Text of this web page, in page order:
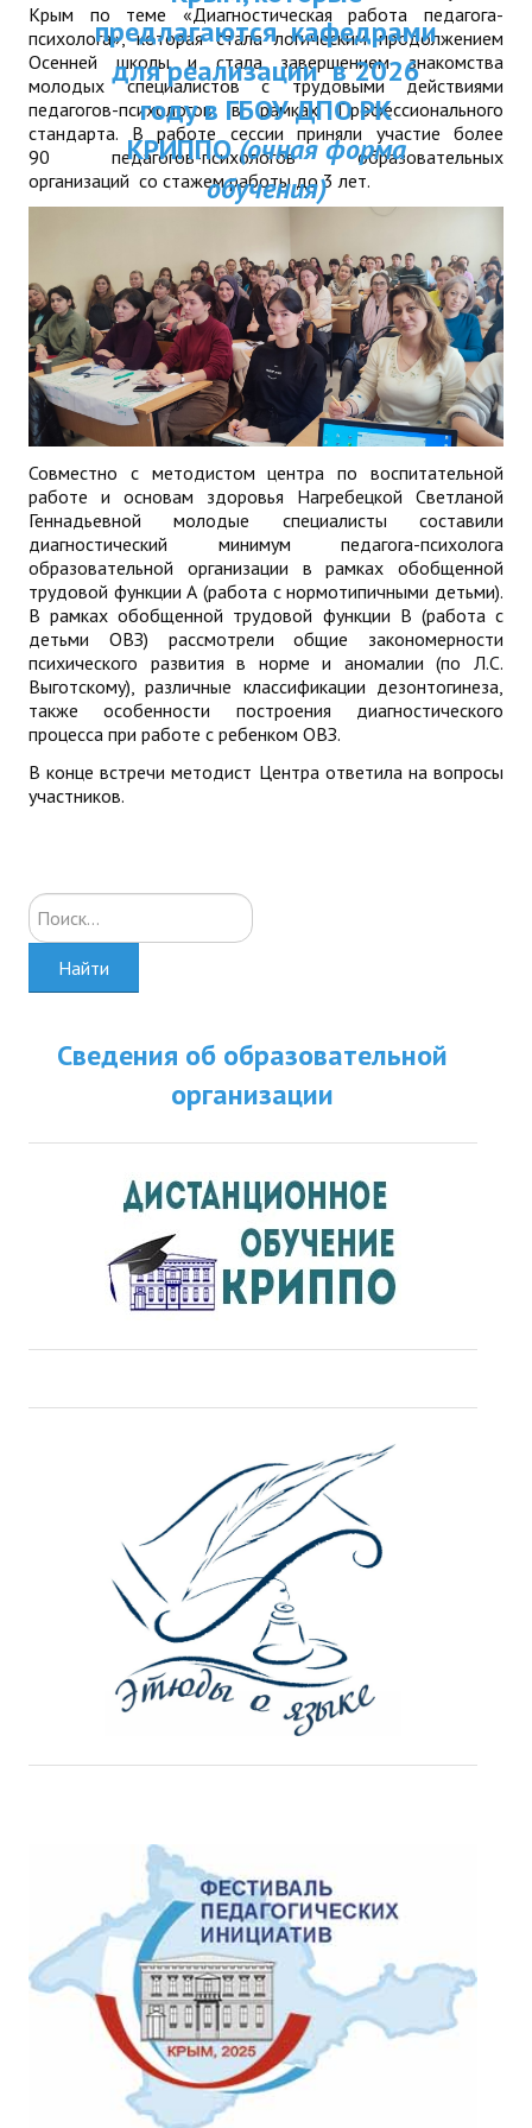
ДПО
Профессиональная переподготовка
Повышение квалификации
КОНТАКТЫ
ДПП ПК:
Актуальное
занятий
предлагаются кафедрами
для реализации в 2026
году в ГБОУ ДПО РК
КРИППО(очная форма
обучения)
Крым по теме «Диагностическая работа педагога-
психолога», которая стала логическим продолжением
Осенней школы и стала завершением знакомства
молодых специалистов с трудовыми действиями
педагогов-психологов в рамках Профессионального
стандарта. В работе сессии приняли участие более
90
педагогов-психологов образовательных
организаций со стажем работы до 3 лет.
Совместно с методистом центра по воспитательной
работе и основам здоровья Нагребецкой Светланой
Геннадьевной молодые специалисты составили
диагностический минимум педагога-психолога
образовательной организации в рамках обобщенной
трудовой функции А (работа с нормотипичными детьми).
В рамках обобщенной трудовой функции В (работа с
детьми ОВЗ) рассмотрели общие закономерности
психического развития в норме и аномалии (по Л.С.
Выготскому), различные классификации дезонтогинеза,
также особенности построения диагностического
процесса при работе с ребенком ОВЗ.
В конце встречи методист Центра ответила на вопросы
участников.
Искать...
Найти
Сведения об образовательной
организации